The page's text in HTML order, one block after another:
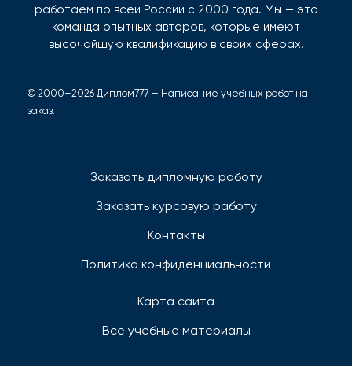
работаем по всей России с 2000 года. Мы — это
команда опытных авторов, которые имеют
высочайшую квалификацию в своих сферах.
© 2000–2026 Диплом777 — Написание учебных работ на
заказ.
Заказать дипломную работу
Заказать курсовую работу
Контакты
Политика конфиденциальности
Карта сайта
Все учебные материалы